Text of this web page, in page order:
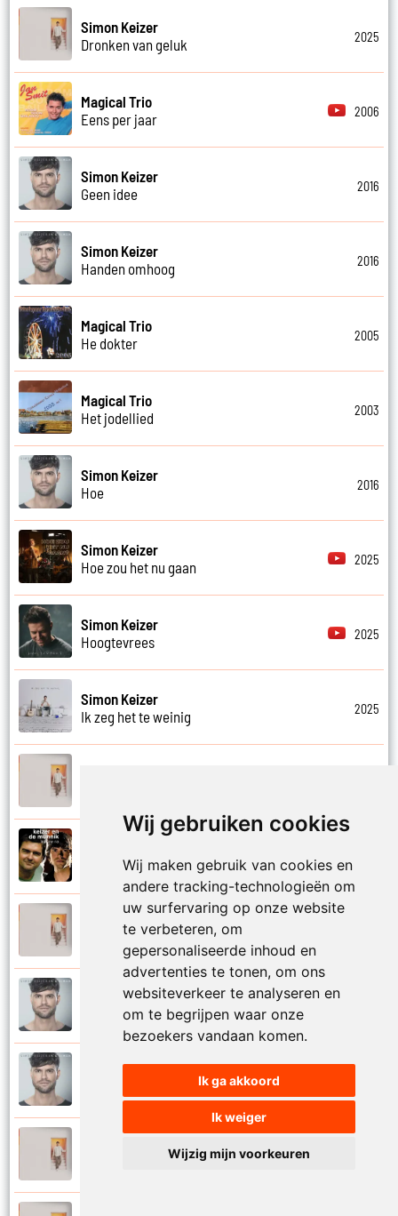
Wij gebruiken cookies
Wij maken gebruik van cookies en
andere tracking-technologieën om
uw surfervaring op onze website
te verbeteren, om
gepersonaliseerde inhoud en
advertenties te tonen, om ons
websiteverkeer te analyseren en
om te begrijpen waar onze
bezoekers vandaan komen.
Ik ga akkoord
Ik weiger
Wijzig mijn voorkeuren
Simon Keizer
Dronken van geluk
2025
Magical Trio
Eens per jaar
2006
Simon Keizer
Geen idee
2016
Simon Keizer
Handen omhoog
2016
Magical Trio
He dokter
2005
Magical Trio
Het jodellied
2003
Simon Keizer
Hoe
2016
Simon Keizer
Hoe zou het nu gaan
2025
Simon Keizer
Hoogtevrees
2025
Simon Keizer
Ik zeg het te weinig
2025
Kijk me na
Simon Keizer
Laat mij maar verdwalen
Simon Keizer
Samen alleen
Simon Keizer